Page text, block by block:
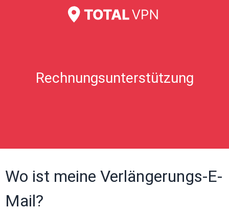
Rechnungsunterstützung
Wo ist meine Verlängerungs-E-
Mail?